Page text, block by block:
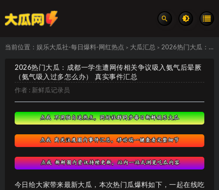
当前位置： 娱乐大瓜社-每日爆料-网红热点 > 大瓜汇总 > 2026热门大瓜：成都一学生遭网传相关争议吸入氨气后晕厥（氨气吸入过多怎么办） 真实事件汇总
2026热门大瓜：成都一学生遭网传相关争议吸入氨气后晕厥
（氨气吸入过多怎么办） 真实事件汇总
作者 : 新鲜瓜记录员
今日给大家带来最新大瓜，本次热门瓜爆料如下，一起在线吃